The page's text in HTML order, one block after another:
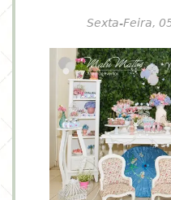
Sexta-Feira,